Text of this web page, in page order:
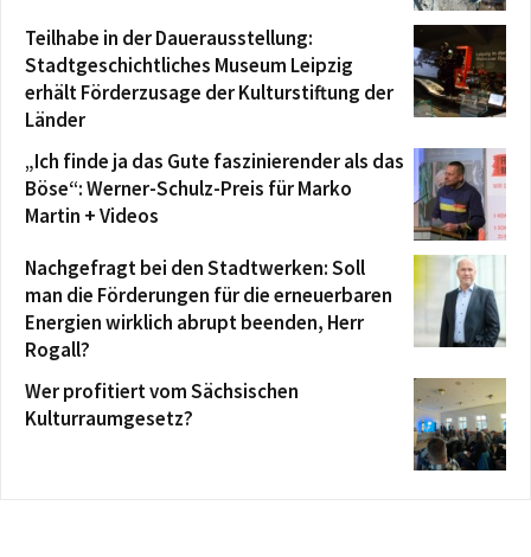
Teilhabe in der Dauerausstellung:
Stadtgeschichtliches Museum Leipzig
erhält Förderzusage der Kulturstiftung der
Länder
„Ich finde ja das Gute faszinierender als das
Böse“: Werner-Schulz-Preis für Marko
Martin + Videos
Nachgefragt bei den Stadtwerken: Soll
man die Förderungen für die erneuerbaren
Energien wirklich abrupt beenden, Herr
Rogall?
Wer profitiert vom Sächsischen
Kulturraumgesetz?